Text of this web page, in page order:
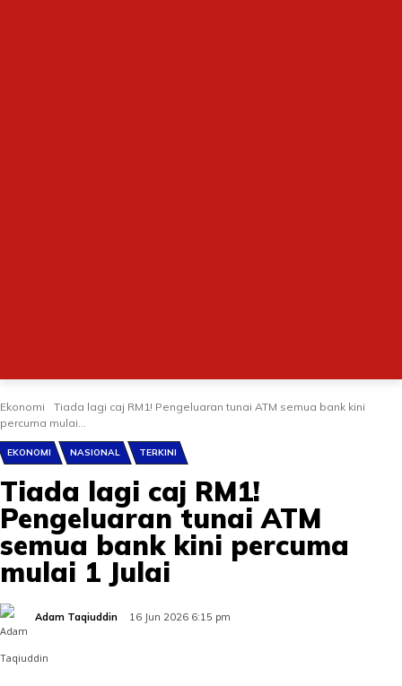
Ekonomi
Tiada lagi caj RM1! Pengeluaran tunai ATM semua bank kini
percuma mulai...
EKONOMI NASIONAL TERKINI
Tiada lagi caj RM1!
Pengeluaran tunai ATM
semua bank kini percuma
mulai 1 Julai
Adam Taqiuddin 16 Jun 2026 6:15 pm